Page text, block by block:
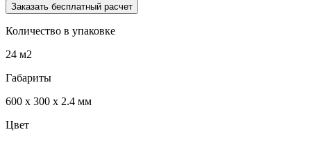
Заказать бесплатный расчет
Количество в упаковке
24 м2
Габариты
600 x 300 x 2.4 мм
Цвет